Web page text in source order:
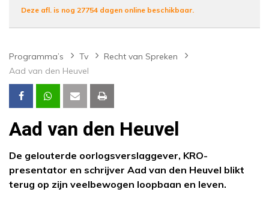
Deze afl. is nog 27754 dagen online beschikbaar.
Programma’s Tv
Recht van Spreken
Aad van den Heuvel
Aad van den Heuvel
De gelouterde oorlogsverslaggever, KRO-
presentator en schrijver Aad van den Heuvel blikt
terug op zijn veelbewogen loopbaan en leven.